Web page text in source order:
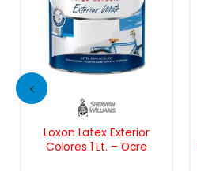
Loxon Latex Exterior
Colores 1 Lt. – Ocre